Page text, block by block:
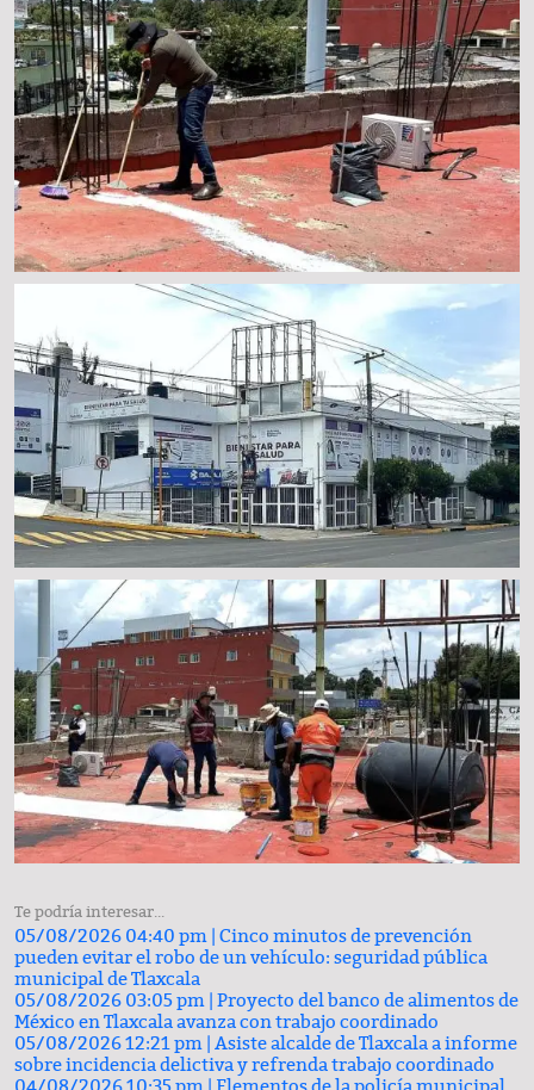
Te podría interesar...
05/08/2026 04:40 pm | Cinco minutos de prevención
pueden evitar el robo de un vehículo: seguridad pública
municipal de Tlaxcala
05/08/2026 03:05 pm | Proyecto del banco de alimentos de
México en Tlaxcala avanza con trabajo coordinado
05/08/2026 12:21 pm | Asiste alcalde de Tlaxcala a informe
sobre incidencia delictiva y refrenda trabajo coordinado